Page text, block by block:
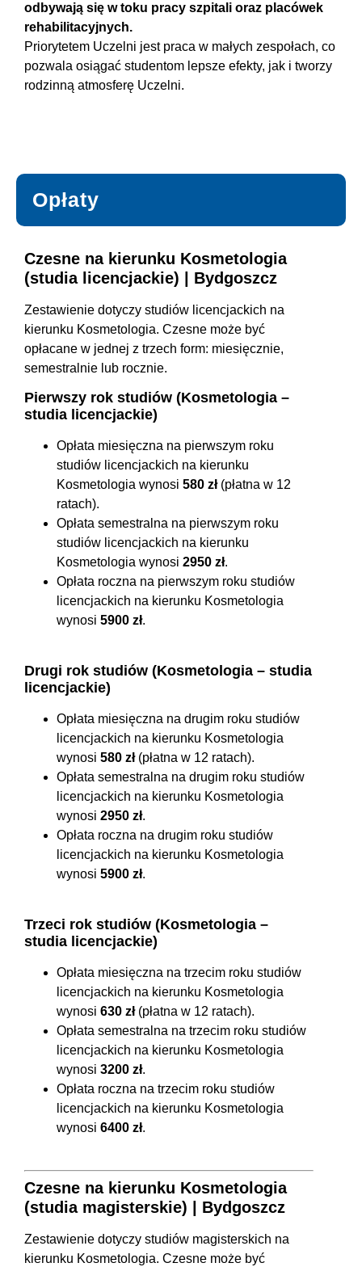
odbywają się w toku pracy szpitali oraz placówek
rehabilitacyjnych.
Priorytetem Uczelni jest praca w małych zespołach, co
pozwala osiągać studentom lepsze efekty, jak i tworzy
rodzinną atmosferę Uczelni.
Opłaty
Czesne na kierunku Kosmetologia
(studia licencjackie) | Bydgoszcz
Zestawienie dotyczy studiów licencjackich na
kierunku Kosmetologia. Czesne może być
opłacane w jednej z trzech form: miesięcznie,
semestralnie lub rocznie.
Pierwszy rok studiów (Kosmetologia –
studia licencjackie)
Opłata miesięczna na pierwszym roku
studiów licencjackich na kierunku
Kosmetologia wynosi 580 zł(płatna w 12
ratach).
Opłata semestralna na pierwszym roku
studiów licencjackich na kierunku
Kosmetologia wynosi 2950 zł.
Opłata roczna na pierwszym roku studiów
licencjackich na kierunku Kosmetologia
wynosi 5900 zł.
Drugi rok studiów (Kosmetologia – studia
licencjackie)
Opłata miesięczna na drugim roku studiów
licencjackich na kierunku Kosmetologia
wynosi 580 zł(płatna w 12 ratach).
Opłata semestralna na drugim roku studiów
licencjackich na kierunku Kosmetologia
wynosi 2950 zł.
Opłata roczna na drugim roku studiów
licencjackich na kierunku Kosmetologia
wynosi 5900 zł.
Trzeci rok studiów (Kosmetologia –
studia licencjackie)
Opłata miesięczna na trzecim roku studiów
licencjackich na kierunku Kosmetologia
wynosi 630 zł(płatna w 12 ratach).
Opłata semestralna na trzecim roku studiów
licencjackich na kierunku Kosmetologia
wynosi 3200 zł.
Opłata roczna na trzecim roku studiów
licencjackich na kierunku Kosmetologia
wynosi 6400 zł.
Czesne na kierunku Kosmetologia
(studia magisterskie) | Bydgoszcz
Zestawienie dotyczy studiów magisterskich na
kierunku Kosmetologia. Czesne może być